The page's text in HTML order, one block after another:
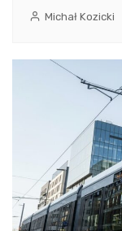
Michał Kozicki